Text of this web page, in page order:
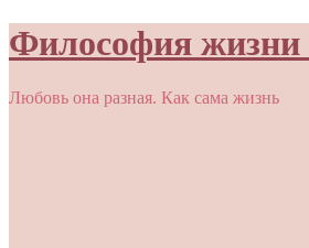
Философия жизни
Любовь она разная. Как сама жизнь